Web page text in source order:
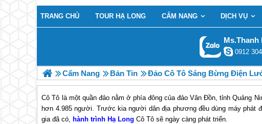
TRANG CHỦ TOUR HẠ LONG CẨM NANG DỊCH VỤ
Ms.Thanh
0912
Cẩm Nang Bản Tin Đảo Cô Tô Sáng Bừng Điện
Cô Tô là một quần đảo nằm ở phía đông của đảo Vân Đồn, tỉnh Quảng
hơn 4.985 người. Trước kia người dân địa phương đều dùng máy
gia đã có, hành trình Hạ Long Cô Tô sẽ ngày càng phát triển.